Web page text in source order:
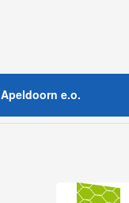
Apeldoorn e.o.